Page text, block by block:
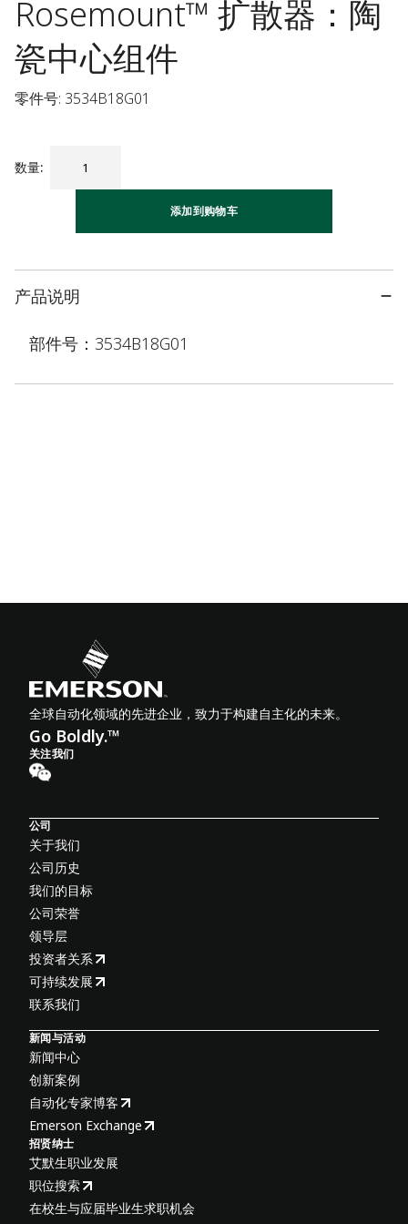
Rosemount™ 扩散器：陶
瓷中心组件
零件号: 3534B18G01
数量:
添加到购物车
产品说明
部件号：3534B18G01
全球自动化领域的先进企业，致力于构建自主化的未来。
Go Boldly.™
关注我们
公司
关于我们
公司历史
我们的目标
公司荣誉
领导层
投资者关系
可持续发展
联系我们
新闻与活动
新闻中心
创新案例
自动化专家博客
Emerson Exchange
招贤纳士
艾默生职业发展
职位搜索
在校生与应届毕业生求职机会